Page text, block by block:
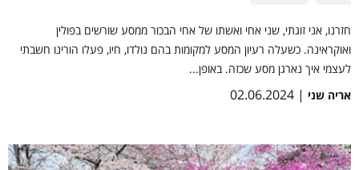
חזרנו, אני זוגתי, שני אחי ואשתו של אחי הבכור ממסע שורשים בפולין
ואוקראינה. כשעלה רעיון המסע למקומות בהם נולדו, חיו, פעלו הורינו חשבתי
לעצמי איך נארגן מסע שכזה. באופן...
אריה שני | 02.06.2024